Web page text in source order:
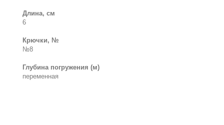
Длина, см
6
Крючки, №
№8
Глубина погружения (м)
переменная